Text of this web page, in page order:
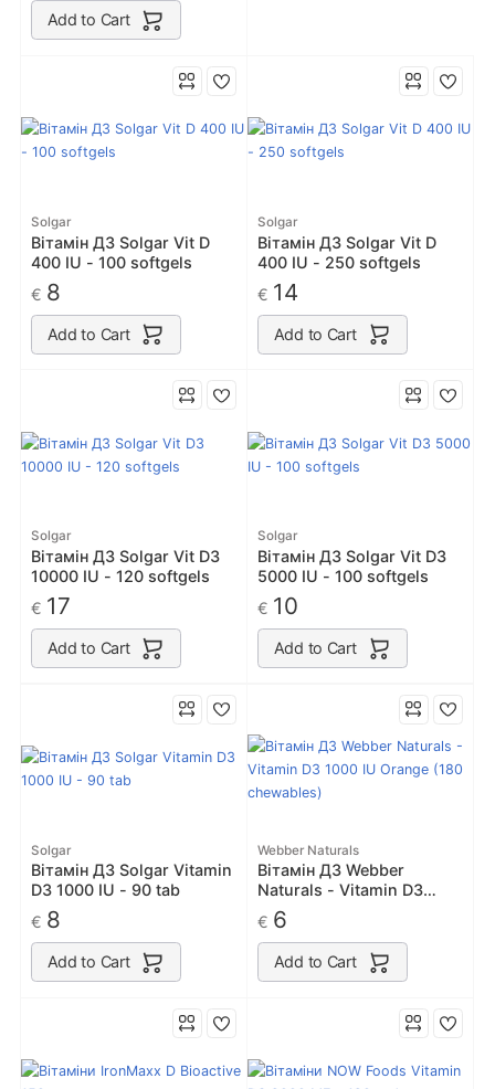
Add to Cart
Solgar
Вітамін Д3 Solgar Vit D
400 IU - 100 softgels
€ 8
Add to Cart
Solgar
Вітамін Д3 Solgar Vit D
400 IU - 250 softgels
€ 14
Add to Cart
Solgar
Вітамін Д3 Solgar Vit D3
10000 IU - 120 softgels
€ 17
Add to Cart
Solgar
Вітамін Д3 Solgar Vit D3
5000 IU - 100 softgels
€ 10
Add to Cart
Solgar
Вітамін Д3 Solgar Vitamin
D3 1000 IU - 90 tab
€ 8
Add to Cart
Webber Naturals
Вітамін Д3 Webber
Naturals - Vitamin D3
1000 IU Orange (180
chewables)
€ 6
Add to Cart